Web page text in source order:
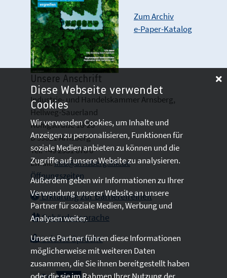
Zum Archiv
e-Paper-Katalog
Unsere Anschrift
Industrie- und Handelskammer Arnsberg,
Hellweg-Sauerland
Königstraße 18-20
D 59821 Arnsberg
Tel: +49 2931 878 0
Email:info@arnsberg.ihk.de
Öffnungszeiten
Erklärung zur Barrierefreiheit
Gebärdensprache
Leichte Sprache
Diese Webseite verwendet
Cookies
Wir verwenden Cookies, um Inhalte und
Anzeigen zu personalisieren, Funktionen für
soziale Medien anbieten zu können und die
Zugriffe auf unsere Website zu analysieren.
Außerdem geben wir Informationen zu Ihrer
Verwendung unserer Website an unsere
Partner für soziale Medien, Werbung und
Analysen weiter.
Unsere Partner führen diese Informationen
möglicherweise mit weiteren Daten
zusammen, die Sie ihnen bereitgestellt haben